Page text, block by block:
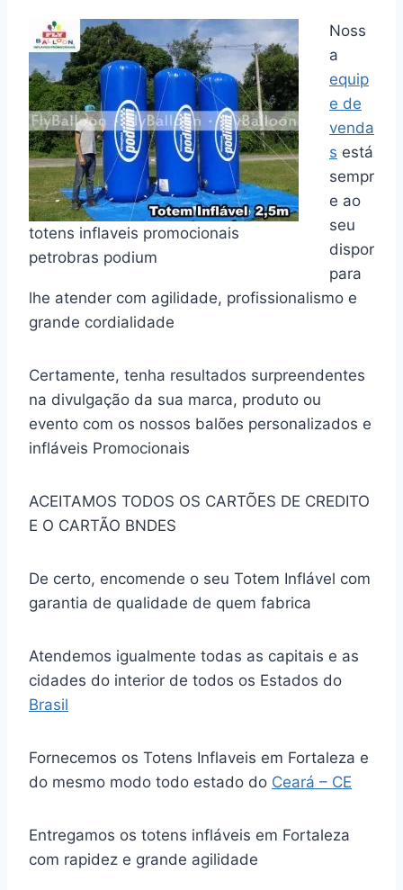
totens inflaveis promocionais
petrobras podium
Noss
a
equip
e de
venda
s está
sempr
e ao
seu
dispor
para
lhe atender com agilidade, profissionalismo e
grande cordialidade
Certamente, tenha resultados surpreendentes
na divulgação da sua marca, produto ou
evento com os nossos balões personalizados e
infláveis Promocionais
ACEITAMOS TODOS OS CARTÕES DE CREDITO
E O CARTÃO BNDES
De certo, encomende o seu Totem Inflável com
garantia de qualidade de quem fabrica
Atendemos igualmente todas as capitais e as
cidades do interior de todos os Estados do
Brasil
Fornecemos os Totens Inflaveis em Fortaleza e
do mesmo modo todo estado do Ceará – CE
Entregamos os totens infláveis em Fortaleza
com rapidez e grande agilidade